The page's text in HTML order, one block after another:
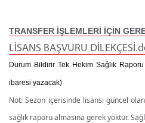
TRANSFER İŞLEMLERİ İÇİN
LİSANS BAŞVURU
Durum Bildirir Tek Hekim Sağlık Raporu
ibaresi yazacak)
Not: Sezon içerisinde lisansı güncel
sağlık raporu almasına gerek yoktur.